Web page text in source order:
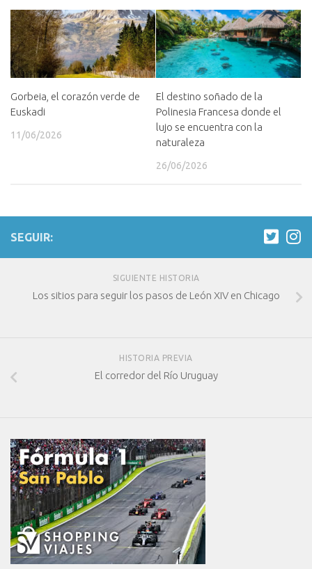
Gorbeia, el corazón verde de
Euskadi
11/06/2026
El destino soñado de la
Polinesia Francesa donde el
lujo se encuentra con la
naturaleza
26/06/2026
SEGUIR:
SIGUIENTE HISTORIA
Los sitios para seguir los pasos de León XIV en Chicago
HISTORIA PREVIA
El corredor del Río Uruguay